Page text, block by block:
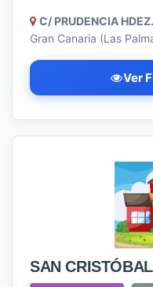
C/ PRUDENCIA
Gran Canaria (Las
Ver
SAN CRISTÓBAL